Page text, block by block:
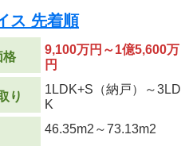
ス 先着順
格
9,100万円～1億5,600万
円
り
1LDK+S（納戸）～3LD
K
46.35m2 ～73.13m2